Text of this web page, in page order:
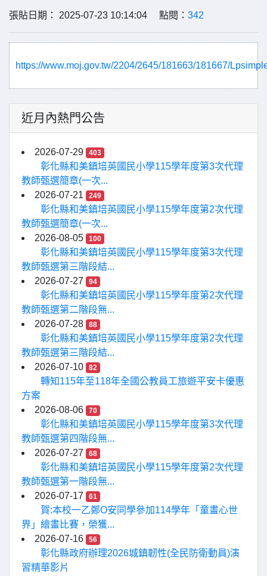
張貼日期： 2025-07-23 10:14:04 點閱： 342
https://www.moj.gov.tw/2204/2645/181663/181667/
近月內熱門公告
2026-07-29 403
彰化縣和美鎮培英國民小學115學年度第3次代理
教師甄選簡章(一次...
2026-07-21
249
彰化縣和美鎮培英國民小學115學年度第2次代理
教師甄選簡章(一次...
2026-08-05
100
彰化縣和美鎮培英國民小學115學年度第3次代理
教師甄選第三階段結...
2026-07-27
94
彰化縣和美鎮培英國民小學115學年度第2次代理
教師甄選第二階段無...
2026-07-28
88
彰化縣和美鎮培英國民小學115學年度第2次代理
教師甄選第三階段結...
2026-07-10
82
轉知115年至118年全國公教員工旅遊平安卡優惠
方案
2026-08-06
70
彰化縣和美鎮培英國民小學115學年度第3次代理
教師甄選第四階段無...
2026-07-27
68
彰化縣和美鎮培英國民小學115學年度第2次代理
教師甄選第一階段無...
2026-07-17
61
賀:本校一乙鄭O安同學參加114學年「童畫心世
界」繪畫比賽，榮獲...
2026-07-16
56
彰化縣政府辦理2026城鎮韌性(全民防衛動員)演
習精華影片